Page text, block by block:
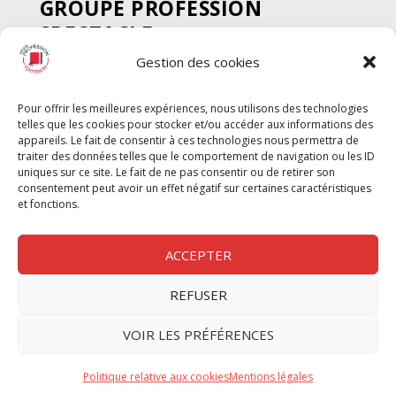
Gestion des cookies
Pour offrir les meilleures expériences, nous utilisons des technologies
telles que les cookies pour stocker et/ou accéder aux informations des
appareils. Le fait de consentir à ces technologies nous permettra de
traiter des données telles que le comportement de navigation ou les ID
uniques sur ce site. Le fait de ne pas consentir ou de retirer son
consentement peut avoir un effet négatif sur certaines caractéristiques
et fonctions.
ACCEPTER
REFUSER
VOIR LES PRÉFÉRENCES
Politique relative aux cookiesMentions légales
GROUPE PROFESSION
SPECTACLE
Chèque Intermittents
Chèque Compta
Chèque Emploi Spectacle
G-Pods
Profession Audio-visuel
Nous contacter